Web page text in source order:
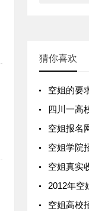
猜你喜欢
空姐的要
四川一高
空姐报名
空姐学院
空姐真实收
2012年空
空姐高校